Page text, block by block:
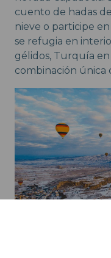
cuento de hadas
nieve o participe
se refugia en
gélidos, Turquía
combinación única